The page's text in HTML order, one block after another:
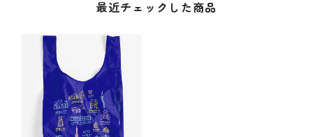
最近チェックした商品